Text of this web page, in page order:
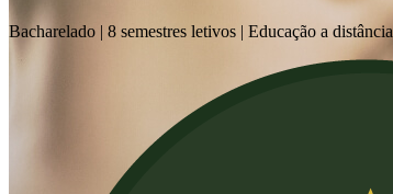
Bacharelado | 8 semestres letivos | Educação a distância